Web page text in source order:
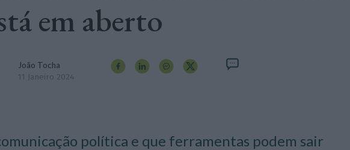
em aberto
João Tocha
11 Janeiro 2024
política e que ferramentas podem sair